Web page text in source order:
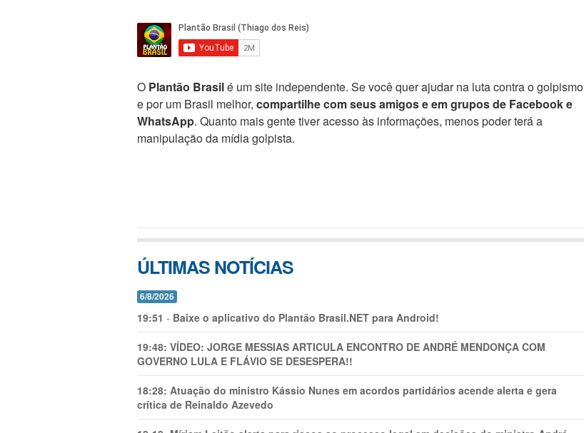
O Plantão Brasilé um site independente. Se você quer ajudar na luta contra o golpismo
e por um Brasil melhor, compartilhe com seus amigos e em grupos de Facebook e
WhatsApp. Quanto mais gente tiver acesso às informações, menos poder terá a
manipulação da mídia golpista.
ÚLTIMAS NOTÍCIAS
6/8/2026
19:51 - Baixe o aplicativo do Plantão Brasil.NET para Android!
19:48: VÍDEO: JORGE MESSIAS ARTICULA ENCONTRO DE ANDRÉ MENDONÇA COM
GOVERNO LULA E FLÁVIO SE DESESPERA!!
18:28: Atuação do ministro Kássio Nunes em acordos partidários acende alerta e gera
crítica de Reinaldo Azevedo